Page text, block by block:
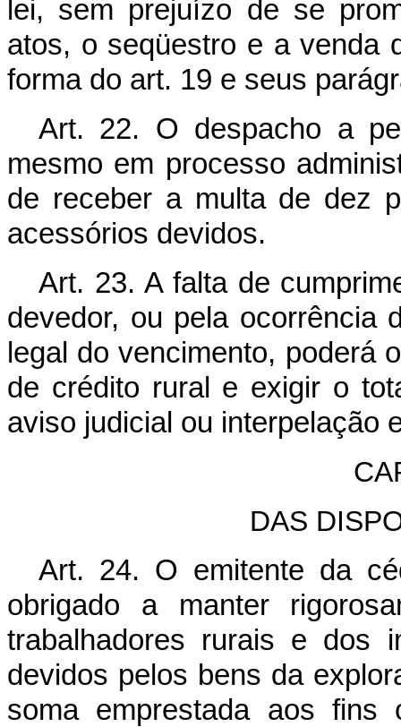
lei, sem prejuízo de se
atos, o seqüestro e a venda
forma do art. 19 e seus
Art. 22. O despacho a
mesmo em processo
de receber a multa de dez
acessórios devidos.
Art. 23. A falta de
devedor, ou pela ocorrência
legal do vencimento, poderá
de crédito rural e exigir o
aviso judicial ou interpelação
DAS
Art. 24. O emitente da
obrigado a manter
trabalhadores rurais e dos
devidos pelos bens da
soma emprestada aos fins